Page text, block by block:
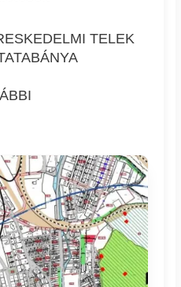
TELEK